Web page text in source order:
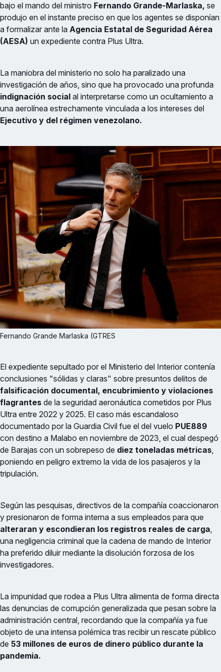
bajo el mando del ministro Fernando Grande-Marlaska, se
produjo en el instante preciso en que los agentes se disponían
a formalizar ante la Agencia Estatal de Seguridad Aérea
(AESA) un expediente contra Plus Ultra.
La maniobra del ministerio no solo ha paralizado una
investigación de años, sino que ha provocado una profunda
indignación social al interpretarse como un ocultamiento a
una aerolínea estrechamente vinculada a los intereses del
Ejecutivo y del régimen venezolano.
Fernando Grande Marlaska (GTRES
El expediente sepultado por el Ministerio del Interior contenía
conclusiones "sólidas y claras" sobre presuntos delitos de
falsificación documental, encubrimiento y violaciones
flagrantes de la seguridad aeronáutica cometidos por Plus
Ultra entre 2022 y 2025. El caso más escandaloso
documentado por la Guardia Civil fue el del vuelo PUE889
con destino a Malabo en noviembre de 2023, el cual despegó
de Barajas con un sobrepeso de diez toneladas métricas,
poniendo en peligro extremo la vida de los pasajeros y la
tripulación.
Según las pesquisas, directivos de la compañía coaccionaron
y presionaron de forma interna a sus empleados para que
alteraran y escondieran los registros reales de carga,
una negligencia criminal que la cadena de mando de Interior
ha preferido diluir mediante la disolución forzosa de los
investigadores.
La impunidad que rodea a Plus Ultra alimenta de forma directa
las denuncias de corrupción generalizada que pesan sobre la
administración central, recordando que la compañía ya fue
objeto de una intensa polémica tras recibir un rescate público
de 53 millones de euros de dinero público durante la
pandemia.